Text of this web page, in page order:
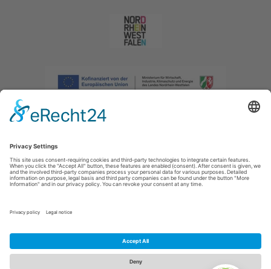
Afdruk |Privacybeleid|Verklaring van toegankelijkheid
E: info@sauerland.com